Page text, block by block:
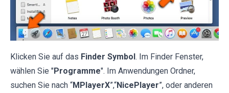
Klicken Sie auf das Finder Symbol . Im Finder Fenster,
wählen Sie "Programme". Im Anwendungen Ordner,
suchen Sie nach “MPlayerX”,“NicePlayer”, oder anderen